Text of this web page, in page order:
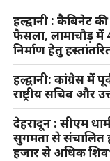
हल्द्वानी : कैबिनेट
फैसला, लामाचौड़ में
निर्माण हेतु
हल्द्वानी: कांग्रेस में
राष्ट्रीय सचिव और
देहरादून : सीएम
सुगमता से संचालित
हजार से अधिक